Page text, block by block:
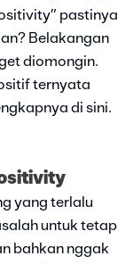
pastinya
Belakangan
diomongin.
ternyata
di sini.
yang terlalu
untuk tetap
bahkan nggak